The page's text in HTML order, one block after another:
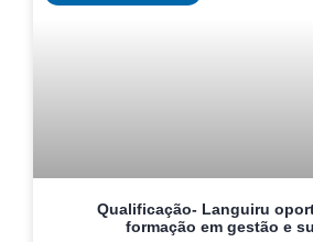
Qualificação- Languiru
formação em gestão e